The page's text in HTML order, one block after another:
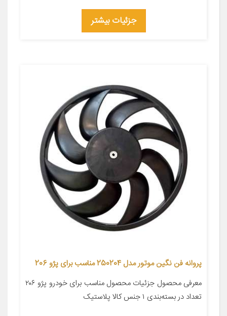
جزئیات بیشتر
پروانه فن نگین موتور مدل 250204 مناسب برای پژو 206
معرفی محصول جزئیات محصول مناسب برای خودرو پژو ۲۰۶
تعداد در بسته‌بندی ۱ جنس کالا پلاستیک